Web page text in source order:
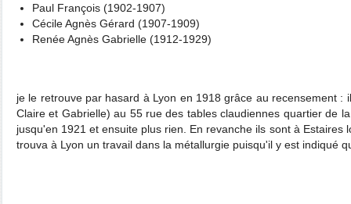
Paul François (1902-1907)
Cécile Agnès Gérard (1907-1909)
Renée Agnès Gabrielle (1912-1929)
je le retrouve par hasard à Lyon en 1918 grâce au recensement :
Claire et Gabrielle) au 55 rue des tables claudiennes quartier de
jusqu'en 1921 et ensuite plus rien. En revanche ils sont à Estaires
trouva à Lyon un travail dans la métallurgie puisqu'il y est indiqué